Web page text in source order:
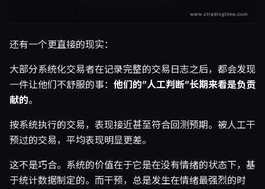
还有一个更直接的现实：
大部分系统化交易者在记录完整的交易日志之后，都会发现
一件让他们不舒服的事： 他们的”人工判断”长期来看是负贡
献的。
按系统执行的交易，表现接近甚至符合回测预期。被人工干
预过的交易，平均表现明显更差。
这不是巧合。系统的价值在于它是在没有情绪的状态下，基
于统计数据制定的。而干预，总是发生在情绪最强烈的时